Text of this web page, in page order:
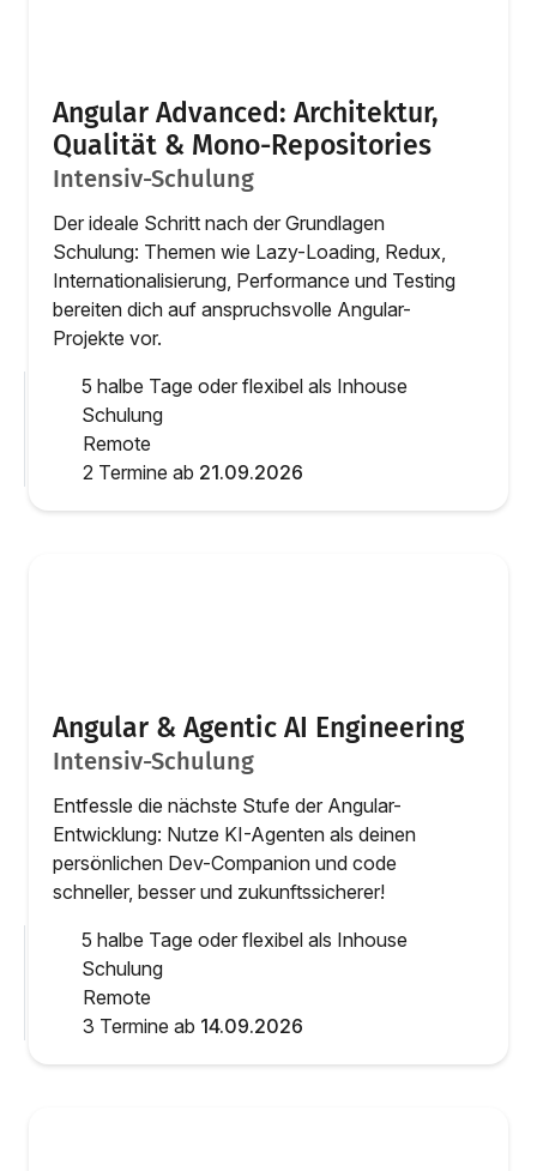
Angular Advanced: Architektur,
Qualität & Mono-Repositories
Intensiv-Schulung
Der ideale Schritt nach der Grundlagen
Schulung: Themen wie Lazy-Loading, Redux,
Internationalisierung, Performance und Testing
bereiten dich auf anspruchsvolle Angular-
Projekte vor.
5 halbe Tage oder flexibel als Inhouse
Schulung
Remote
2 Termine ab 21.09.2026
Angular & Agentic AI Engineering
Intensiv-Schulung
Entfessle die nächste Stufe der Angular-
Entwicklung: Nutze KI-Agenten als deinen
persönlichen Dev-Companion und code
schneller, besser und zukunftssicherer!
5 halbe Tage oder flexibel als Inhouse
Schulung
Remote
3 Termine ab 14.09.2026